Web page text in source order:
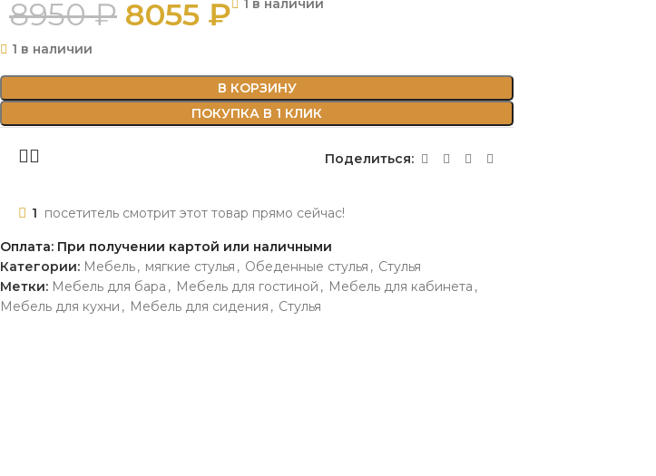
8950₽ 8055 ₽
1 в наличии
В КОРЗИНУ
ПОКУПКА В 1 КЛИК
Поделиться:
1 посетитель смотрит этот товар прямо сейчас!
Оплата: При получении картой или наличными
Категории: Мебель, мягкие стулья , Обеденные стулья , Стулья
Метки: Мебель для бара , Мебель для гостиной , Мебель для кабинета ,
Мебель для кухни , Мебель для сидения , Стулья